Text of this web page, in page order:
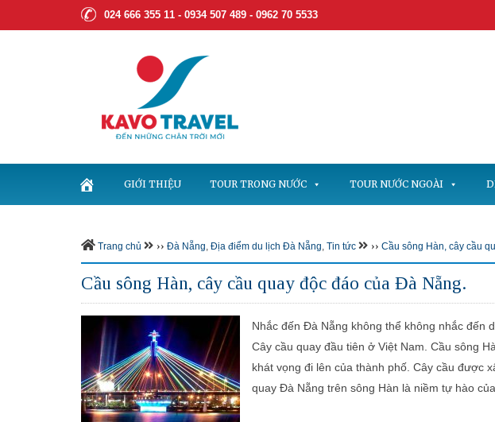
024 666 355 11 - 0934 507 489 - 0962 70 5533
GIỚI THIỆU TOUR TRONG NƯỚC TOUR NƯỚC NGOÀI
Trang chủ ›› Đà Nẵng, Địa điểm du lịch Đà Nẵng, Tin tức ›› Cầu sông Hàn, cây cầu
Cầu sông Hàn, cây cầu quay độc đáo của Đà Nẵng.
Nhắc đến Đà Nẵng không thể không nhắc đến
Cây cầu quay đầu tiên ở Việt Nam. Cầu sông
khát vọng đi lên của thành phố. Cây cầu được
quay Đà Nẵng trên sông Hàn là niềm tự hào